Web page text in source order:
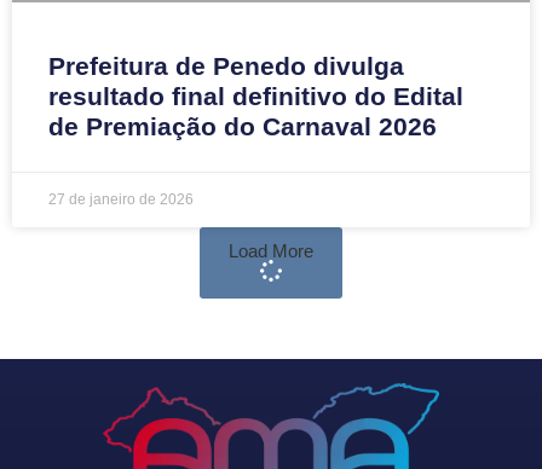
Prefeitura de Penedo divulga
resultado final definitivo do Edital
de Premiação do Carnaval 2026
27 de janeiro de 2026
Load More